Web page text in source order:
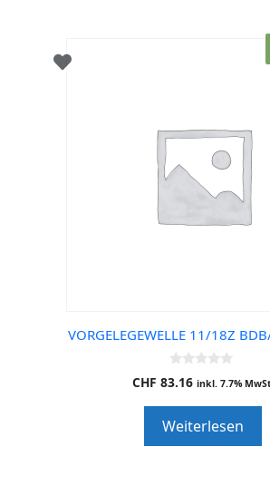
VORGELEGEWELLE 11/18Z
0
o
o
f
5
CHF 83.16 inkl. 7.7%
Weiterlesen